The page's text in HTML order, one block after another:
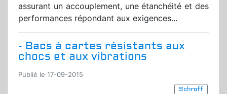
assurant un accouplement, une étanchéité et des
performances répondant aux exigences...
- Bacs à cartes résistants aux
chocs et aux vibrations
Publié le 17-09-2015
Schroff